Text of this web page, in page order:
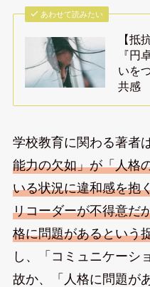
あわせて読みたい
【抵
『円
いを
共感
学校教育に関わる著者は
能力の欠如」が「人格
いる状況に違和感を抱
リコーダーが不得意だ
格に問題があるという
し、「コミュニケーシ
故か、「人格に問題が